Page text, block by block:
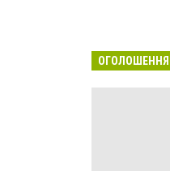
ОГОЛОШЕННЯ